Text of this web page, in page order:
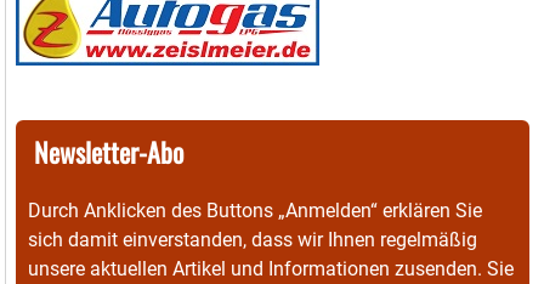
Newsletter-Abo
Durch Anklicken des Buttons „Anmelden“ erklären Sie
sich damit einverstanden, dass wir Ihnen regelmäßig
unsere aktuellen Artikel und Informationen zusenden. Sie